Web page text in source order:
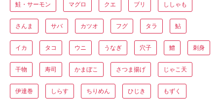
鮭・サーモン マグロ クエ ブリ ししゃも
さんま サバ カツオ フグ タラ 鮎
イカ タコ ウニ うなぎ 穴子 鱧 刺身
干物 寿司 かまぼこ さつま揚げ じゃこ天
伊達巻 しらす ちりめん ひじき もずく